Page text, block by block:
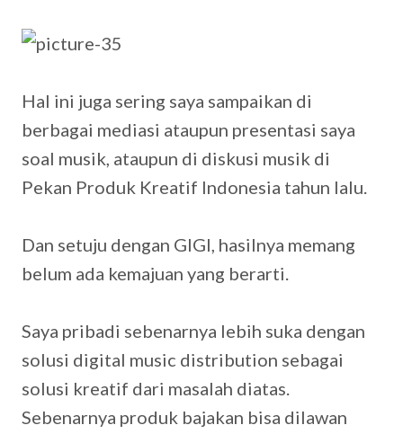
Hal ini juga sering saya sampaikan di
berbagai mediasi ataupun presentasi saya
soal musik, ataupun di diskusi musik di
Pekan Produk Kreatif Indonesia tahun lalu.
Dan setuju dengan GIGI, hasilnya memang
belum ada kemajuan yang berarti.
Saya pribadi sebenarnya lebih suka dengan
solusi digital music distribution sebagai
solusi kreatif dari masalah diatas.
Sebenarnya produk bajakan bisa dilawan